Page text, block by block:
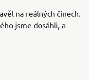
na reálných činech.
jsme dosáhli, a